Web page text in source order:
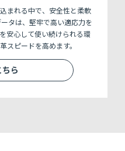
まれる中で、安全性と柔軟
タは、堅牢で高い適応力を
安心して使い続けられる環
スピードを高めます。
ら